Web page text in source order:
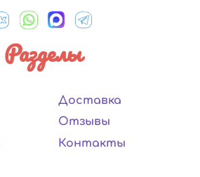
Разделы
Доставка
Отзывы
Контакты